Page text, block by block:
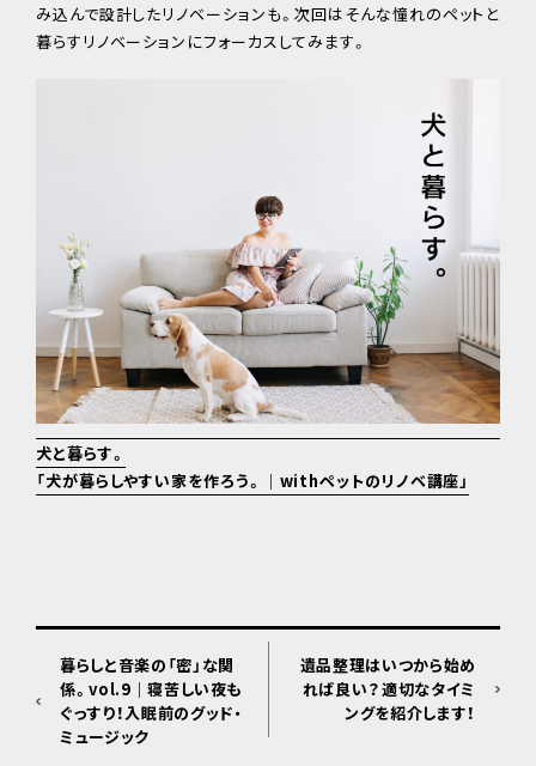
み込んで設計したリノベーションも。次回はそんな憧れのペットと
暮らすリノベーションにフォーカスしてみます。
犬と暮らす。
「犬が暮らしやすい家を作ろう。｜withペットのリノベ講座」
暮らしと音楽の「密」な関
係。vol.9｜寝苦しい夜も
ぐっすり！入眠前のグッド・
ミュージック
遺品整理はいつから始め
れば良い？適切なタイミ
ングを紹介します！